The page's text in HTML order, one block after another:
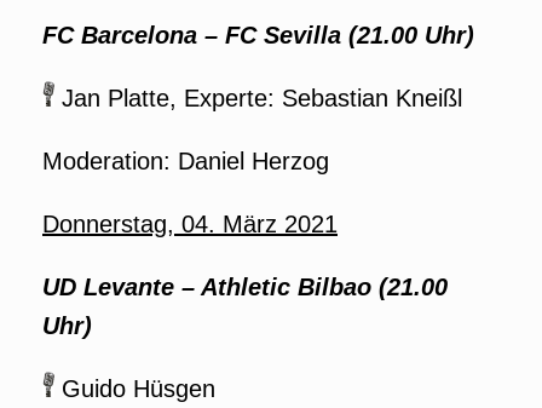
FC Barcelona – FC Sevilla (21.00 Uhr)
Jan Platte, Experte: Sebastian Kneißl
Moderation: Daniel Herzog
Donnerstag, 04. März 2021
UD Levante – Athletic Bilbao (21.00
Uhr)
Guido Hüsgen